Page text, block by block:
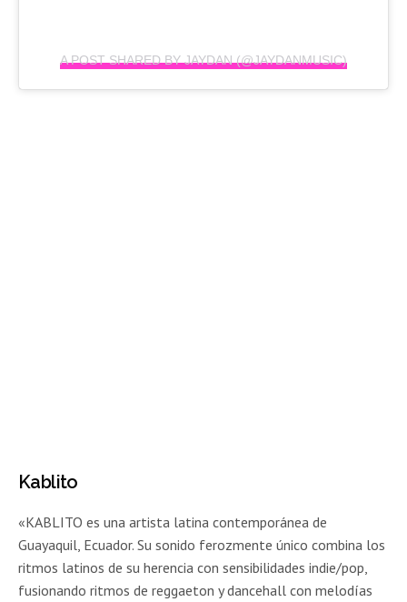
A POST SHARED BY JAYDAN (@JAYDANMUSIC)
Kablito
«KABLITO es una artista latina contemporánea de
Guayaquil, Ecuador. Su sonido ferozmente único combina los
ritmos latinos de su herencia con sensibilidades indie/pop,
fusionando ritmos de reggaeton y dancehall con melodías